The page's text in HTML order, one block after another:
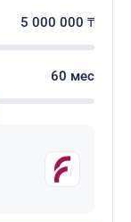
5 000 000 ₸
60 мес